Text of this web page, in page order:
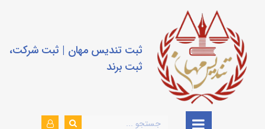
ثبت تندیس مهان | ثبت شرکت،
ثبت برند